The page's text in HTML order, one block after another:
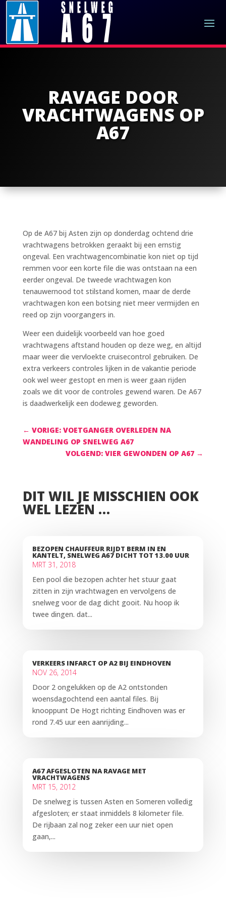
RAVAGE DOOR
VRACHTWAGENS OP
A67
Op de A67 bij Asten zijn op donderdag ochtend drie
vrachtwagens betrokken geraakt bij een ernstig
ongeval. Een vrachtwagencombinatie kon niet op tijd
remmen voor een korte file die was ontstaan na een
eerder ongeval. De tweede vrachtwagen kon
tenauwernood tot stilstand komen, maar de derde
vrachtwagen kon een botsing niet meer vermijden en
reed op zijn voorgangers in.
Weer een duidelijk voorbeeld van hoe goed
vrachtwagens aftstand houden op deze weg, en altijd
maar weer die vervloekte cruisecontrol gebruiken. De
extra verkeers controles lijken in de vakantie periode
ook wel weer gestopt en men is weer gaan rijden
zoals we dit voor de controles gewend waren. De A67
is daadwerkelijk een dodeweg geworden.
← VORIGE: VOETGANGER OVERLEDEN NA
WANDELING OP SNELWEG A67
VOLGEND: VIER GEWONDEN OP A67 →
DIT WIL JE MISSCHIEN OOK
WEL LEZEN …
BEZOPEN CHAUFFEUR RIJDT BERM IN EN
KANTELT, SNELWEG A67 DICHT TOT 13.00 UUR
MRT 31, 2018
Een pool die bezopen achter het stuur gaat
zitten in zijn vrachtwagen en vervolgens de
snelweg voor de dag dicht gooit. Nu hoop ik
twee dingen. dat...
VERKEERS INFARCT OP A2 BIJ EINDHOVEN
NOV 26, 2014
Door 2 ongelukken op de A2 ontstonden
woensdagochtend een aantal files. Bij
knooppunt De Hogt richting Eindhoven was er
rond 7.45 uur een aanrijding...
A67 AFGESLOTEN NA RAVAGE MET
VRACHTWAGENS
MRT 15, 2012
De snelweg is tussen Asten en Someren volledig
afgesloten; er staat inmiddels 8 kilometer file.
De rijbaan zal nog zeker een uur niet open
gaan,...